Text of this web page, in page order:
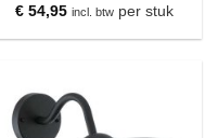
€54,95 incl. btwper stuk